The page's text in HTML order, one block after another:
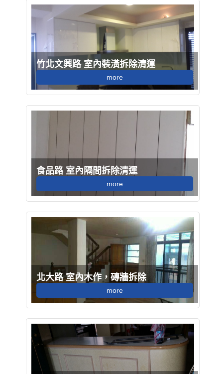
竹北文興路 室內裝潢拆除清運
more
食品路 室內隔間拆除清運
more
北大路 室內木作，磚牆拆除
more